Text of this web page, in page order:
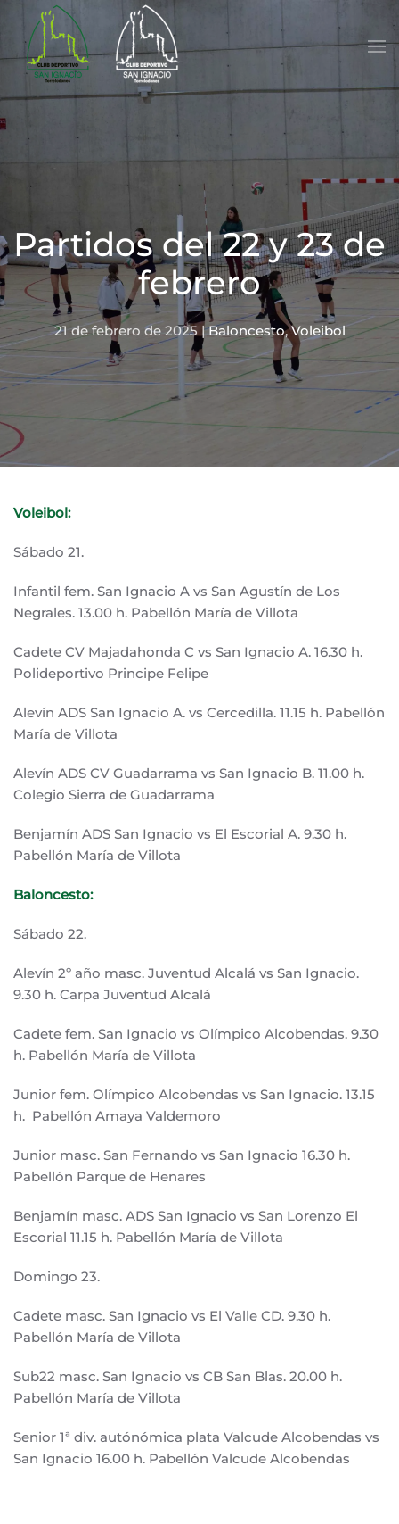
Skip to main content
Partidos del 22 y 23 de
febrero
21 de febrero de 2025 |Baloncesto,Voleibol
Voleibol:
Sábado 21.
Infantil fem. San Ignacio A vs San Agustín de Los
Negrales. 13.00 h. Pabellón María de Villota
Cadete CV Majadahonda C vs San Ignacio A. 16.30 h.
Polideportivo Principe Felipe
Alevín ADS San Ignacio A. vs Cercedilla. 11.15 h. Pabellón
María de Villota
Alevín ADS CV Guadarrama vs San Ignacio B. 11.00 h.
Colegio Sierra de Guadarrama
Benjamín ADS San Ignacio vs El Escorial A. 9.30 h.
Pabellón María de Villota
Baloncesto:
Sábado 22.
Alevín 2º año masc. Juventud Alcalá vs San Ignacio.
9.30 h. Carpa Juventud Alcalá
Cadete fem. San Ignacio vs Olímpico Alcobendas. 9.30
h. Pabellón María de Villota
Junior fem. Olímpico Alcobendas vs San Ignacio. 13.15
h. Pabellón Amaya Valdemoro
Junior masc. San Fernando vs San Ignacio 16.30 h.
Pabellón Parque de Henares
Benjamín masc. ADS San Ignacio vs San Lorenzo El
Escorial 11.15 h. Pabellón María de Villota
Domingo 23.
Cadete masc. San Ignacio vs El Valle CD. 9.30 h.
Pabellón María de Villota
Sub22 masc. San Ignacio vs CB San Blas. 20.00 h.
Pabellón María de Villota
Senior 1ª div. autónómica plata Valcude Alcobendas vs
San Ignacio 16.00 h. Pabellón Valcude Alcobendas